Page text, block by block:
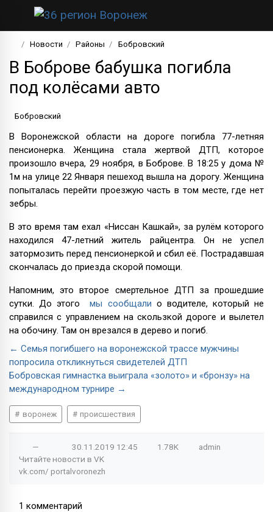
Новости Районы Бобровский
В Боброве бабушка погибла
под колёсами авто
Бобровский
В Воронежской области на дороге погибла 77-летняя
пенсионерка. Женщина стала жертвой ДТП, которое
произошло вчера, 29 ноября, в Боброве. В 18:25 у дома №
1м на улице 22 Января пешеход вышла на дорогу. Женщина
попыталась перейти проезжую часть в том месте, где нет
зебры.
В это время там ехал «Ниссан Кашкай», за рулём которого
находился 47-летний житель райцентра. Он не успел
затормозить перед пенсионеркой и сбил её. Пострадавшая
скончалась до приезда скорой помощи.
Напомним, это второе смертельное ДТП за прошедшие
сутки. До этого
мы сообщали о водителе, который не
справился с управлением на скользкой дороге и вылетел
на обочину. Там он врезался в дерево и погиб.
← Семья погибшего на воронежской трассе мужчины
попросила откликнуться свидетелей ДТП
Бобровская гимнастка выиграла «золото» и «бронзу» на
международном турнире →
воронеж происшествия
— 30.11.2019 12:45 1.78K
admin
Читайте новости в VK
vk.com/ portalvoronezh
1 комментарий